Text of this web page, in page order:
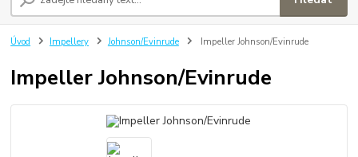
Úvod Impellery Johnson/Evinrude Impeller Johnson/Evinrude
Impeller Johnson/Evinrude